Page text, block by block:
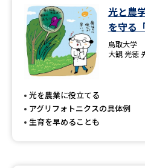
データサイエンス特集
デジタルパンフレット
新学年スタート号特集ページ
（高3生用）
SELFBRAND特集ページ
光と農
を守る
鳥取大学
大観 光徳
光を農業に役立てる
アグリフォトニクスの具体例
生育を早めることも